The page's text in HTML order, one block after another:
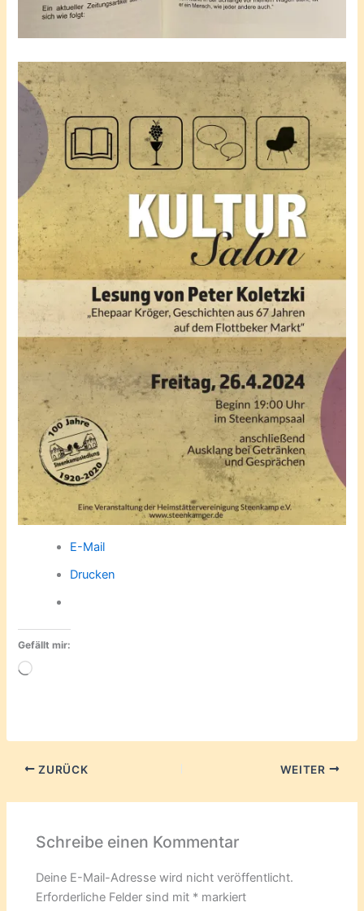
E-Mail
Drucken
Gefällt mir:
Wird
ZURÜCK WEITER
Schreibe einen Kommentar
Deine E-Mail-Adresse wird nicht veröffentlicht.
Erforderliche Felder sind mit * markiert